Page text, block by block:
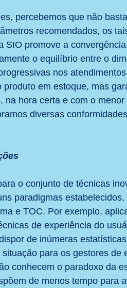
percebemos que não
recomendados, os
SIO promove a
o equilíbrio entre o
nos
produto em estoque, mas
na hora certa e com o
diversas
o conjunto de técnicas
paradigmas
e TOC. Por exemplo,
de experiência do
de inúmeras
para os gestores de
conhecem o paradoxo da
de menos tempo para